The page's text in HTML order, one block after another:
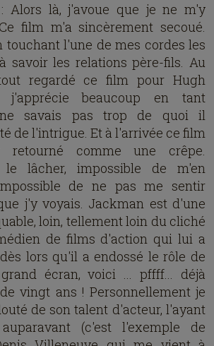
: Alors là, j'avoue que je ne m'y
film m'a sincèrement secoué.
touchant l'une de mes cordes les
savoir les relations père-fils. Au
regardé ce film pour Hugh
j'apprécie beaucoup en tant
savais pas trop de quoi il
de l'intrigue. Et à l'arrivée ce film
comme une crêpe.
le lâcher, impossible de m'en
de ne pas me sentir
j'y voyais. Jackman est d'une
loin, tellement loin du cliché
de films d'action qui lui a
lors qu'il a endossé le rôle de
écran, voici ... pffff... déjà
vingt ans ! Personnellement je
de son talent d'acteur, l'ayant
(c'est l'exemple de